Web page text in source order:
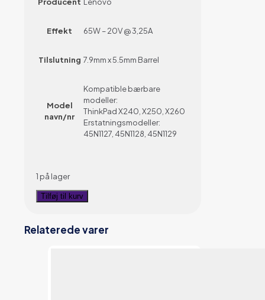
Effekt 65W – 20V @ 3,25A
Tilslutning 7.9mm x 5.5mm Barrel
Model
navn/nr
Kompatible bærbare
modeller:
ThinkPad X240, X250, X260
Erstatningsmodeller:
45N1127, 45N1128, 45N1129
1 på lager
Lenovo
-
Tilføj til kurv
Relaterede varer